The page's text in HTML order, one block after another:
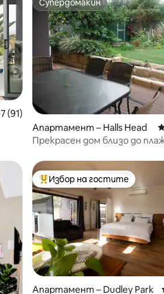
оценка: 4,97 от 5, 91 отзива
(91)
Супердомакин
Супердомакин
Апартамент – Halls Head
Прекрасен дом близо до
Най-популярен избор на
Избор на гостите
Апартамент – Dudley Park